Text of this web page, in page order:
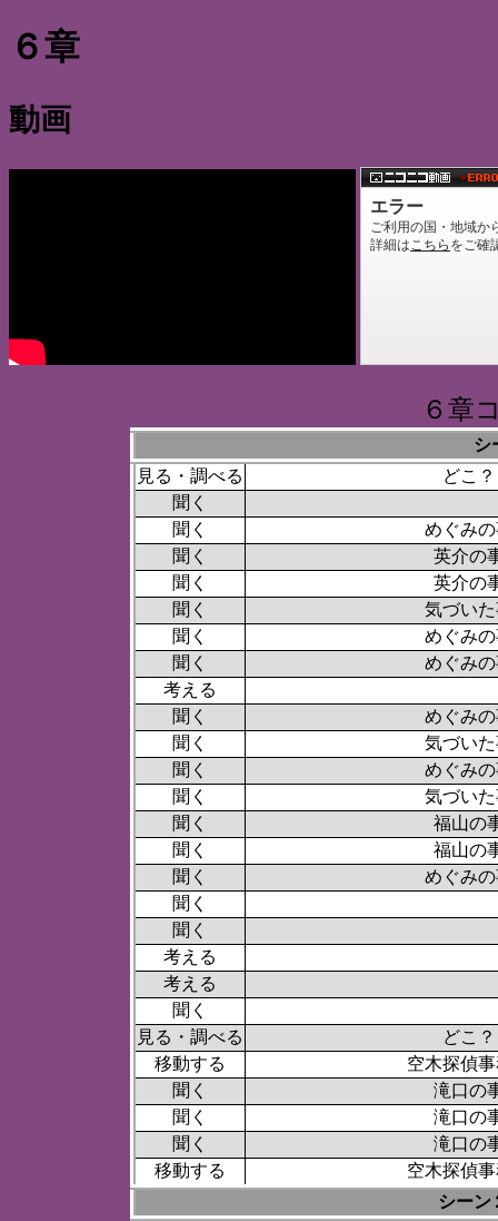
６章
動画
６章
見る・調べる
どこ？
聞く
聞く
めぐみ
聞く
英介の
聞く
英介の
聞く
気づい
聞く
めぐみ
聞く
めぐみ
考える
聞く
めぐみ
聞く
気づい
聞く
めぐみ
聞く
気づい
聞く
福山の
聞く
福山の
聞く
めぐみ
聞く
聞く
考える
考える
聞く
見る・調べる
どこ？
移動する
空木探偵
聞く
滝口の
聞く
滝口の
聞く
滝口の
移動する
空木探偵
シー